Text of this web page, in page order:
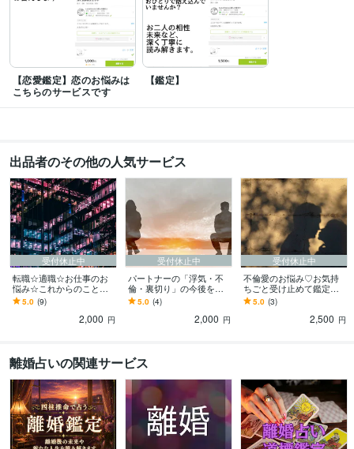
【恋愛鑑定】恋のお悩みは
こちらのサービスです
【鑑定】
出品者のその他の人気サービス
受付休止中
転職☆適職☆お仕事のお
悩み☆これからのこと占
います ＊元営業☆月150
人・50社と面談してきた
経験からアドバイス
5.0 (9)
2,000 円
受付休止中
パートナーの「浮気・不
倫・裏切り」の今後を占
います ✿占術複合占い✿
お辛い気持ちに寄り添い
アドバイスいたします。
5.0 (4)
2,000 円
受付休止中
不倫愛のお悩み♡お気持
ちごと受け止めて鑑定致
します ♡誰にも話せない
不安や切ない想いに寄り
添いアドバイス致します
5.0 (3)
2,500 円
離婚占いの関連サービス